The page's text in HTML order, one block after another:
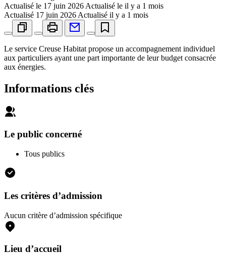
Actualisé le 17 juin 2026 Actualisé le il y a 1 mois
Actualisé 17 juin 2026 Actualisé il y a 1 mois
Le service Creuse Habitat propose un accompagnement individuel
aux particuliers ayant une part importante de leur budget consacrée
aux énergies.
Informations clés
Le public concerné
Tous publics
Les critères d’admission
Aucun critère d’admission spécifique
Lieu d’accueil